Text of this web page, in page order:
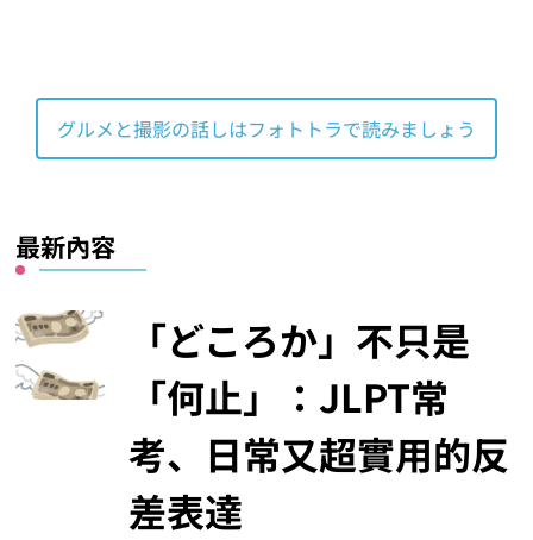
グルメと撮影の話しはフォトトラで読みましょう
最新內容
「どころか」不只是
「何止」：JLPT常
考、日常又超實用的反
差表達